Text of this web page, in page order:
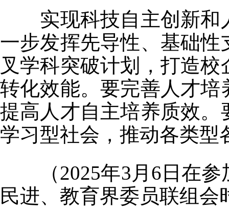
实现科技自主创新和
一步发挥先导性、基础
叉学科突破计划，打造
转化效能。要完善人才
提高人才自主培养质效
学习型社会，推动各类型
（2025年3月6日在参
民进、教育界委员联组会